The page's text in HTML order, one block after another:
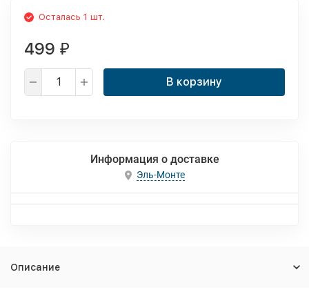
Осталась 1 шт.
499 ₽
В корзину
Информация о доставке
Эль-Монте
Описание